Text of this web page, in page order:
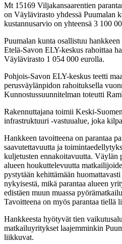
Mt 15169 Viljakansaarentien
on Väylävirasto yhdessä Puumalan
kustannusarvio on yhteensä 3 100
Puumalan kunta osallistuu
Etelä-Savon ELY-keskus rahoittaa
Väylävirasto 1 054 000 eurolla.
Pohjois-Savon ELY-keskus teetti
perusväylänpidon rahoituksella
Kunnostussuunnitelman toteutti
Rakennuttajana toimii Keski-
infrastruktuuri -vastuualue, joka
Hankkeen tavoitteena on parantaa
saavutettavuutta ja
kuljetusten ennakoitavuutta. Väylän
alueen houkuttelevuutta
pystytään kehittämään
nykyisestä, mikä parantaa alueen
edistäen muun muassa
Tavoitteena on myös parantaa tiellä
Hankkeesta hyötyvät tien
matkailuyritykset laajemminkin
liikkuvat.